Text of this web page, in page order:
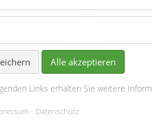
u. Katrin
Wientje
29553
Alle akzeptieren
Links erhalten Sie weitere
Datenschutz